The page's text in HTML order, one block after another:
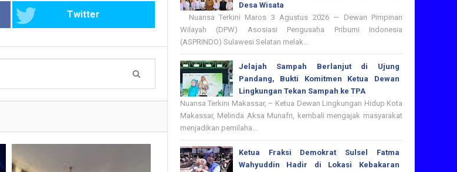
Twitter
Desa Wisata
Nuansa Terkini Maros 3 Agustus 2026 — Dewan Pimpinan
Wilayah (DPW) Asosiasi Pengusaha Pribumi Indonesia
(ASPRINDO) Sulawesi Selatan melak...
Jelajah Sampah Berlanjut di Ujung
Pandang, Bukti Komitmen Ketua Dewan
Lingkungan Tekan Sampah ke TPA
Nuansa Terkini Makassar, – Ketua Dewan Lingkungan Hidup Kota
Makassar, Melinda Aksa Munafri, kembali mengajak masyarakat
menjadikan pemilaha...
Ketua Fraksi Demokrat Sulsel Fatma
Wahyuddin Hadir di Lokasi Kebakaran